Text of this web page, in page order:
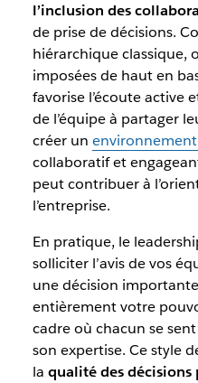
l’inclusion des
de prise de décisions.
hiérarchique classique,
imposées de haut en
favorise l’écoute active
de l’équipe à partager
créer un
collaboratif et
peut contribuer à
l’entreprise.
En pratique, le
solliciter l’avis de vos
une décision
entièrement votre
cadre où chacun se
son expertise. Ce style
la qualité des décisions